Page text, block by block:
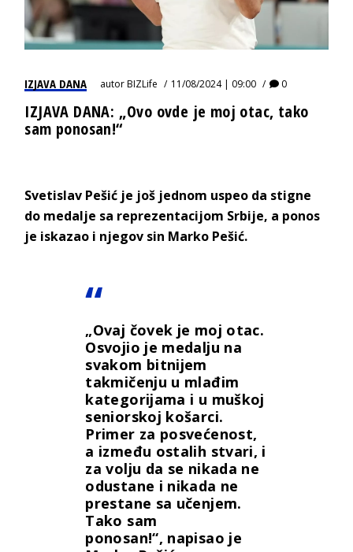
IZJAVA DANA autorBIZLife 11/08/2024 | 09:00 0
IZJAVA DANA: „Ovo ovde je moj otac, tako
sam ponosan!“
Svetislav Pešić je još jednom uspeo da stigne
do medalje sa reprezentacijom Srbije, a ponos
je iskazao i njegov sin Marko Pešić.
„Ovaj čovek je moj otac.
Osvojio je medalju na
svakom bitnijem
takmičenju u mlađim
kategorijama i u muškoj
seniorskoj košarci.
Primer za posvećenost,
a između ostalih stvari, i
za volju da se nikada ne
odustane i nikada ne
prestane sa učenjem.
Tako sam
ponosan!“, napisao je